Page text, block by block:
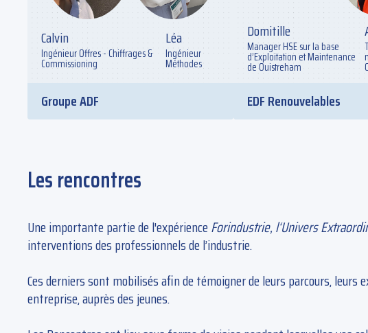
Calvin
Ingénieur Offres - Chiffrages &
Commissioning
Léa
Ingénieur
Méthodes
Groupe ADF
Domitille
Manager HSE sur la base
d’Exploitation et Maintenance
de Ouistreham
EDF Renouvelables
Les rencontres
Une importante partie de l'expérienceForindustrie, l‘Univers
interventions des professionnels de l’industrie.
Ces derniers sont mobilisés afin de témoigner de leurs parcours, leurs
entreprise, auprès des jeunes.